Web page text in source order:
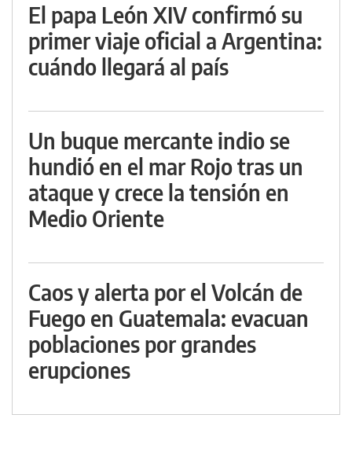
El papa León XIV confirmó su
primer viaje oficial a Argentina:
cuándo llegará al país
Un buque mercante indio se
hundió en el mar Rojo tras un
ataque y crece la tensión en
Medio Oriente
Caos y alerta por el Volcán de
Fuego en Guatemala: evacuan
poblaciones por grandes
erupciones